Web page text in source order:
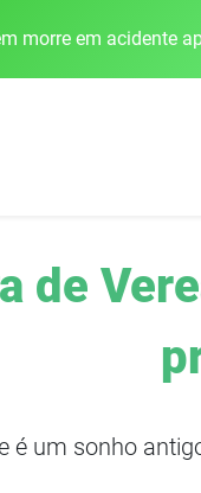
morre em acidente
de
é um sonho